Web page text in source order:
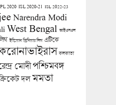
2020 ISL 2020-21 ISL 2022-23
Narendra Modi
West Bengal আইএসএল
ইন্ডিয়ান প্রিমিয়ার লিগ এটিকে
কলকাতা
মোদী পশ্চিমবঙ্গ
দল মমতা